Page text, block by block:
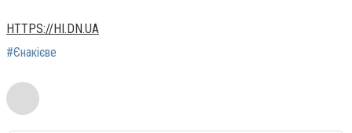
HTTPS://HI.DN.UA
#Єнакієве